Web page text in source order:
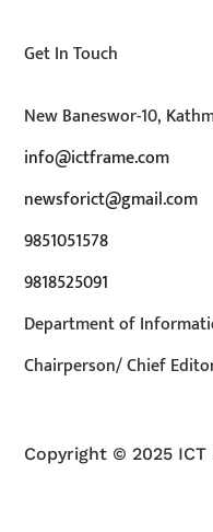
Get In Touch
New Baneswor-10,
info@ictframe.com
newsforict@gmail.com
9851051578
9818525091
Department of
Chairperson/ Chief
Copyright © 2025 ICT